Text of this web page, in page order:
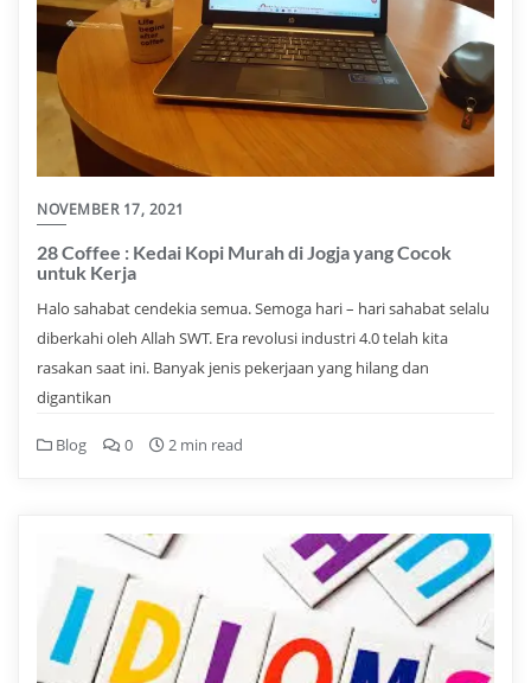
NOVEMBER 17, 2021
28 Coffee : Kedai Kopi Murah di Jogja yang Cocok
untuk Kerja
Halo sahabat cendekia semua. Semoga hari – hari sahabat selalu
diberkahi oleh Allah SWT. Era revolusi industri 4.0 telah kita
rasakan saat ini. Banyak jenis pekerjaan yang hilang dan
digantikan
Blog 0 2 min read